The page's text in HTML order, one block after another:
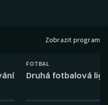
Zobrazit program
FOTBAL
Druhá fotbalová